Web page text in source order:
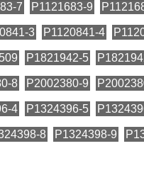
7 P1121683-9
3 P1120841-4
P1821942-5
8 P2002380-9
4 P1324396-5
8 P1324398-9